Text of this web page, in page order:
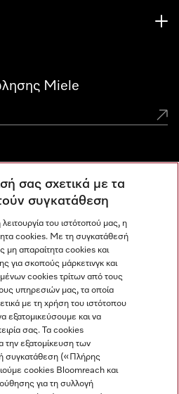
Miele
Center
σας σχετικά με τα
συγκατάθεση
του ιστότοπού μας, η
cookies. Με τη συγκατάθεσή
μη απαραίτητα cookies και
για σκοπούς μάρκετινγκ και
cookies τρίτων από τους
υπηρεσιών μας, τα οποία
με τη χρήση του ιστότοπου
εξατομικεύσουμε και να
σας. Τα cookies
την εξατομίκευση των
συγκατάθεση («Πλήρης
cookies Bloomreach και
για τη συλλογή